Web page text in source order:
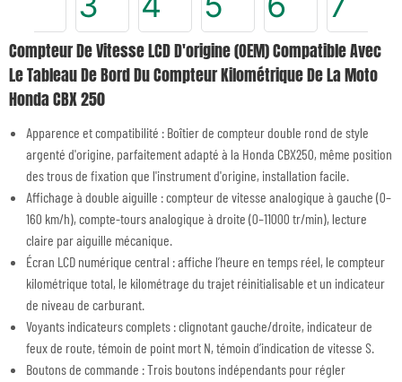
Compteur De Vitesse LCD D'origine (OEM) Compatible Avec
Le Tableau De Bord Du Compteur Kilométrique De La Moto
Honda CBX 250
Apparence et compatibilité : Boîtier de compteur double rond de style
argenté d'origine, parfaitement adapté à la Honda CBX250, même position
des trous de fixation que l'instrument d'origine, installation facile.
Affichage à double aiguille : compteur de vitesse analogique à gauche (0–
160 km/h), compte-tours analogique à droite (0–11000 tr/min), lecture
claire par aiguille mécanique.
Écran LCD numérique central : affiche l’heure en temps réel, le compteur
kilométrique total, le kilométrage du trajet réinitialisable et un indicateur
de niveau de carburant.
Voyants indicateurs complets : clignotant gauche/droite, indicateur de
feux de route, témoin de point mort N, témoin d’indication de vitesse S.
Boutons de commande : Trois boutons indépendants pour régler